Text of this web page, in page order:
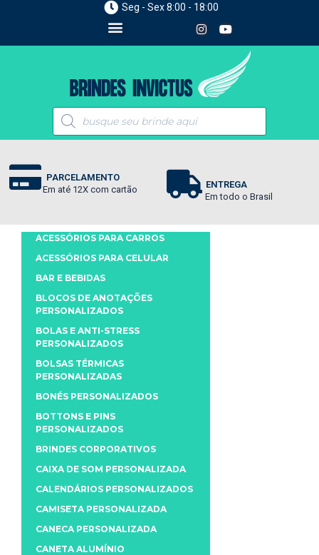
Seg - Sex 8:00 - 18:00
PARCELAMENTO
Em até 12X com cartão
ENTREGA
Em todo o Brasil
ACESSÓRIOS PARA CARROS
ACESSÓRIOS PARA CELULAR
BAR E BEBIDAS
BLOCOS DE ANOTAÇÕES
PERSONALIZADOS
BOLAS E ANTI-STRESS
PERSONALIZADOS
BOLSAS TÉRMICAS
PERSONALIZADAS
BONÉS PERSONALIZADOS
BOTTONS E PINS
PERSONALIZADOS
BRINDES CORPORATIVOS
CAIXA DE SOM PERSONALIZADA
CALENDÁRIOS PERSONALIZADOS
CAMISETA PERSONALIZADA
CANECA PERSONALIZADA
CANETA ALUMÍNIO